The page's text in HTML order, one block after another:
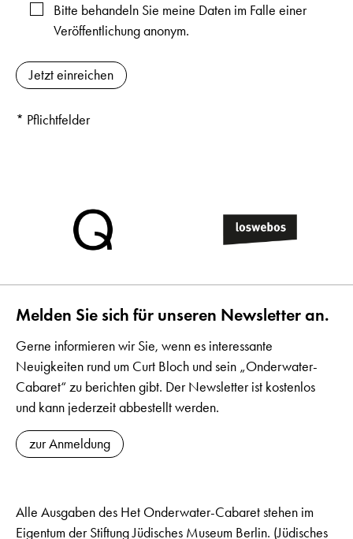
Bitte behandeln Sie meine Daten im Falle einer
Veröffentlichung anonym.
* Pflichtfelder
Melden Sie sich für unseren Newsletter an.
Gerne informieren wir Sie, wenn es interessante
Neuigkeiten rund um Curt Bloch und sein „Onderwater-
Cabaret“ zu berichten gibt. Der Newsletter ist kostenlos
und kann jederzeit abbestellt werden.
zur Anmeldung
Alle Ausgaben des Het Onderwater-Cabaret stehen im
Eigentum der Stiftung Jüdisches Museum Berlin. (Jüdisches